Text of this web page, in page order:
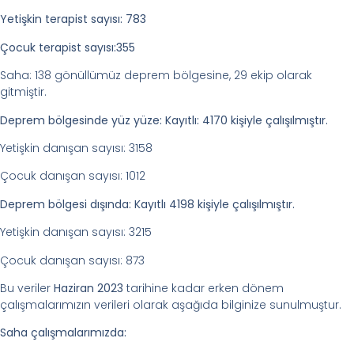
Yetişkin terapist sayısı: 783
Çocuk terapist sayısı:355
Saha: 138 gönüllümüz deprem bölgesine, 29 ekip olarak
gitmiştir.
Deprem bölgesinde yüz yüze: Kayıtlı: 4170 kişiyle çalışılmıştır.
Yetişkin danışan sayısı: 3158
Çocuk danışan sayısı: 1012
Deprem bölgesi dışında: Kayıtlı 4198 kişiyle çalışılmıştır.
Yetişkin danışan sayısı: 3215
Çocuk danışan sayısı: 873
Bu veriler Haziran 2023 tarihine kadar erken dönem
çalışmalarımızın verileri olarak aşağıda bilginize sunulmuştur.
Saha çalışmalarımızda: